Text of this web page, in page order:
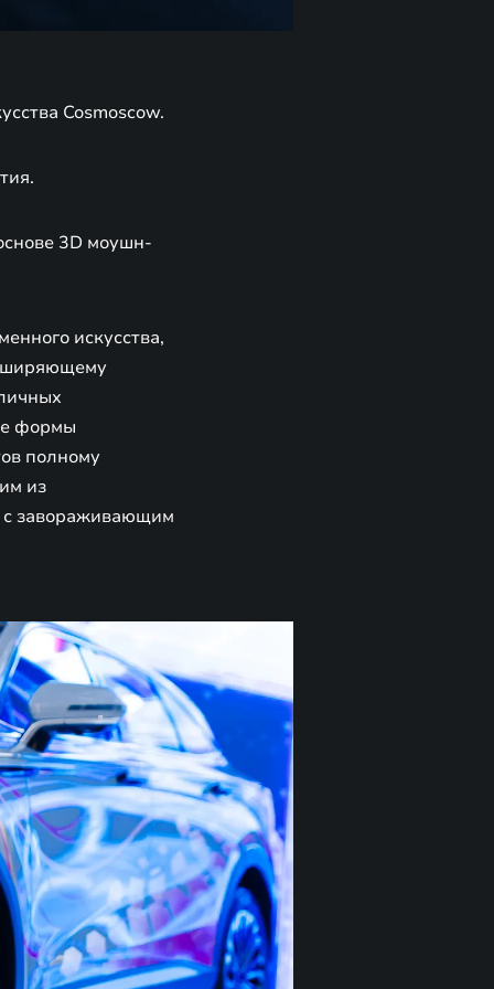
Cosmoscow.
3D моушн-
искусства,
формы
полному
из
с завораживающим